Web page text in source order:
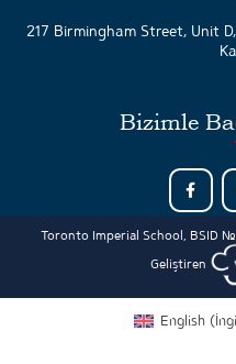
217 Birmingham Street, Unit
Bizimle
Toronto Imperial School, BSID
Geliştiren
English(